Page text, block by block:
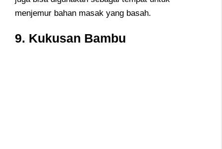
menjemur bahan masak yang basah.
9. Kukusan Bambu